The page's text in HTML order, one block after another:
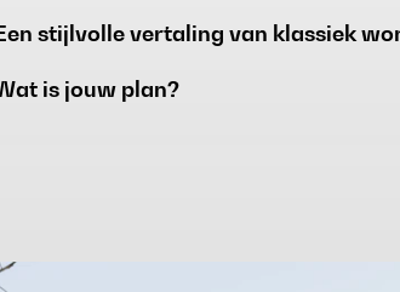
stijlvolle vertaling van klassiek
is jouw plan?